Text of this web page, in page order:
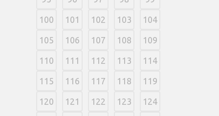
100 101 102 103 104
105 106 107 108 109
110 111 112 113 114
115 116 117 118 119
120 121 122 123 124